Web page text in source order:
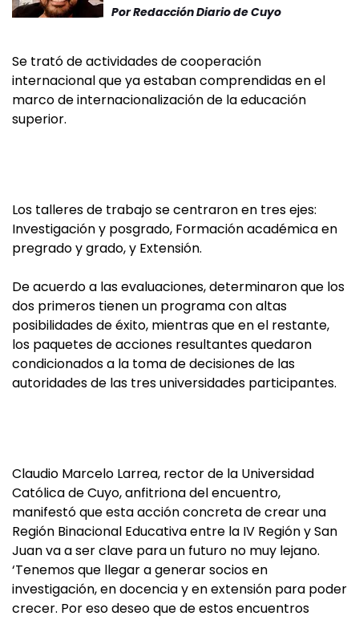
PorRedacción Diario de Cuyo
Se trató de actividades de cooperación
internacional que ya estaban comprendidas en el
marco de internacionalización de la educación
superior.
Los talleres de trabajo se centraron en tres ejes:
Investigación y posgrado, Formación académica en
pregrado y grado, y Extensión.
De acuerdo a las evaluaciones, determinaron que los
dos primeros tienen un programa con altas
posibilidades de éxito, mientras que en el restante,
los paquetes de acciones resultantes quedaron
condicionados a la toma de decisiones de las
autoridades de las tres universidades participantes.
Claudio Marcelo Larrea, rector de la Universidad
Católica de Cuyo, anfitriona del encuentro,
manifestó que esta acción concreta de crear una
Región Binacional Educativa entre la IV Región y San
Juan va a ser clave para un futuro no muy lejano.
‘Tenemos que llegar a generar socios en
investigación, en docencia y en extensión para poder
crecer. Por eso deseo que de estos encuentros